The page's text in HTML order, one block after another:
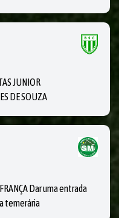
JUNIOR
DE SOUZA
Dar uma entrada
temerária